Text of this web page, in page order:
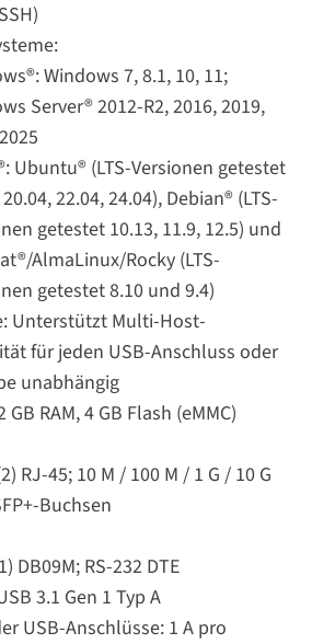
Windows 7, 8.1, 10, 11;
Server® 2012-R2, 2016, 2019,
Ubuntu® (LTS-Versionen getestet
22.04, 24.04), Debian® (LTS-
getestet 10.13, 11.9, 12.5) und
AlmaLinux/Rocky (LTS-
getestet 8.10 und 9.4)
Unterstützt Multi-Host-
für jeden USB-Anschluss oder
unabhängig
GB RAM, 4 GB Flash (eMMC)
RJ-45; 10 M / 100 M / 1 G / 10 G
Buchsen
DB09M; RS-232 DTE
3.1 Gen 1 Typ A
USB-Anschlüsse: 1 A pro